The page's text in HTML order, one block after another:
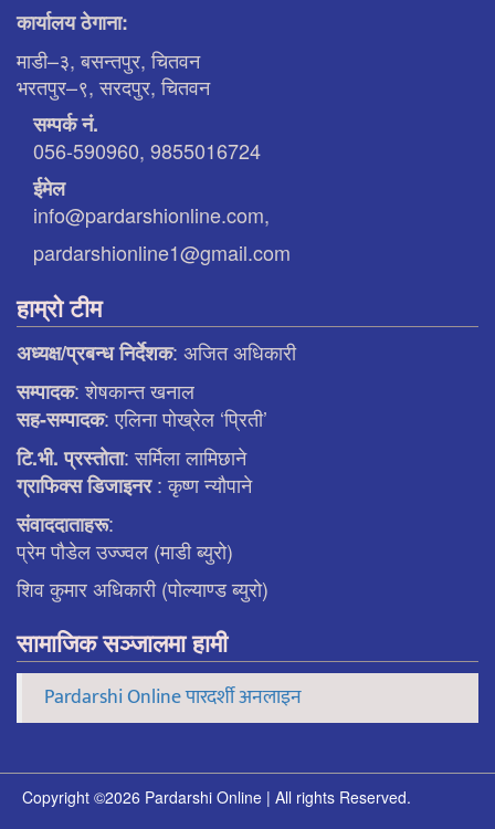
कार्यालय ठेगाना:
माडी–३, बसन्तपुर, चितवन
भरतपुर–९, सरदपुर, चितवन
सम्पर्क नं.
056-590960, 9855016724
ईमेल
info@pardarshionline.com,
pardarshionline1@gmail.com
हाम्रो टीम
अध्यक्ष/प्रबन्ध निर्देशक: अजित अधिकारी
सम्पादक: शेषकान्त खनाल
सह-सम्पादक: एलिना पाेख्रेल ‘प्रिती’
टि.भी. प्रस्ताेता: सर्मिला लामिछाने
ग्राफिक्स डिजाइनर: कृष्ण न्याैपाने
संवाददाताहरू:
प्रेम पौडेल उज्ज्वल (माडी ब्युरो)
शिव कुमार अधिकारी (पोल्याण्ड ब्युरो)
सामाजिक सञ्जालमा हामी
Pardarshi Online पारदर्शी अनलाइन
Copyright ©2026 Pardarshi Online | All rights Reserved.